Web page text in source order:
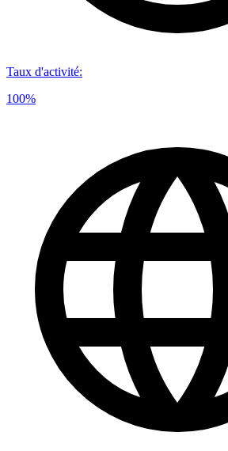
Taux d'activité:
100%